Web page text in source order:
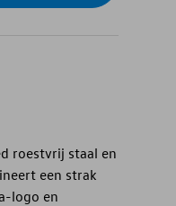
roestvrij staal en
een strak
logo en